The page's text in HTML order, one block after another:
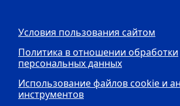
Условия пользования сайтом
Политика в отношении обработки
персональных данных
Использование файлов cookie и
инструментов